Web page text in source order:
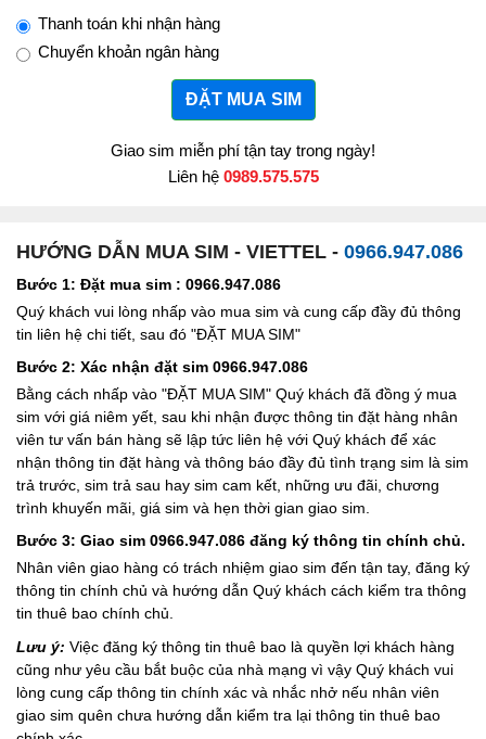
Thanh toán khi nhận hàng
Chuyển khoản ngân hàng
ĐẶT MUA SIM
Giao sim miễn phí tận tay trong ngày!
Liên hệ 0989.575.575
HƯỚNG DẪN MUA SIM - VIETTEL - 0966.947.086
Bước 1: Đặt mua sim : 0966.947.086
Quý khách vui lòng nhấp vào mua sim và cung cấp đầy đủ thông
tin liên hệ chi tiết, sau đó "ĐẶT MUA SIM"
Bước 2: Xác nhận đặt sim 0966.947.086
Bằng cách nhấp vào "ĐẶT MUA SIM" Quý khách đã đồng ý mua
sim với giá niêm yết, sau khi nhận được thông tin đặt hàng nhân
viên tư vấn bán hàng sẽ lập tức liên hệ với Quý khách để xác
nhận thông tin đặt hàng và thông báo đầy đủ tình trạng sim là sim
trả trước, sim trả sau hay sim cam kết, những ưu đãi, chương
trình khuyến mãi, giá sim và hẹn thời gian giao sim.
Bước 3: Giao sim 0966.947.086 đăng ký thông tin chính chủ.
Nhân viên giao hàng có trách nhiệm giao sim đến tận tay, đăng ký
thông tin chính chủ và hướng dẫn Quý khách cách kiểm tra thông
tin thuê bao chính chủ.
Lưu ý: Việc đăng ký thông tin thuê bao là quyền lợi khách hàng
cũng như yêu cầu bắt buộc của nhà mạng vì vậy Quý khách vui
lòng cung cấp thông tin chính xác và nhắc nhở nếu nhân viên
giao sim quên chưa hướng dẫn kiểm tra lại thông tin thuê bao